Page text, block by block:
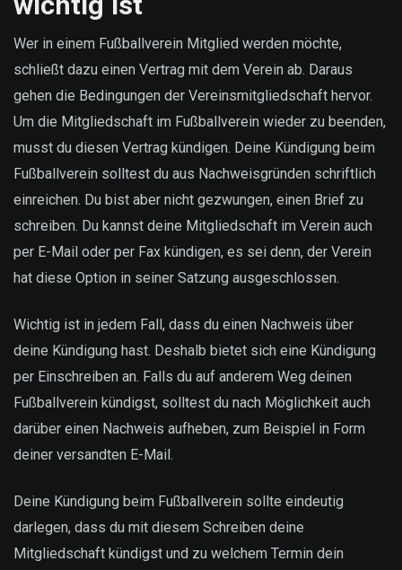
Wer in einem Fußballverein Mitglied werden möchte,
schließt dazu einen Vertrag mit dem Verein ab. Daraus
gehen die Bedingungen der Vereinsmitgliedschaft hervor.
Um die Mitgliedschaft im Fußballverein wieder zu beenden,
musst du diesen Vertrag kündigen. Deine Kündigung beim
Fußballverein solltest du aus Nachweisgründen schriftlich
einreichen. Du bist aber nicht gezwungen, einen Brief zu
schreiben. Du kannst deine Mitgliedschaft im Verein auch
per E-Mail oder per Fax kündigen, es sei denn, der Verein
hat diese Option in seiner Satzung ausgeschlossen.
Wichtig ist in jedem Fall, dass du einen Nachweis über
deine Kündigung hast. Deshalb bietet sich eine Kündigung
per Einschreiben an. Falls du auf anderem Weg deinen
Fußballverein kündigst, solltest du nach Möglichkeit auch
darüber einen Nachweis aufheben, zum Beispiel in Form
deiner versandten E-Mail.
Deine Kündigung beim Fußballverein sollte eindeutig
darlegen, dass du mit diesem Schreiben deine
Mitgliedschaft kündigst und zu welchem Termin dein